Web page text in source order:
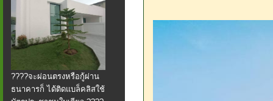
????จะผ่อนตรงหรือกู้ผ่าน
ธนาคารก็ ได้ติดแบล็คลิสใช้